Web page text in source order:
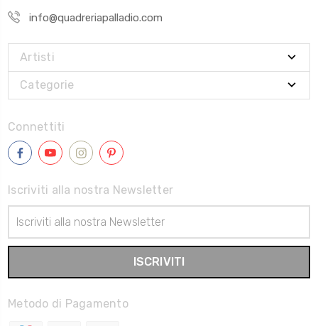
info@quadreriapalladio.com
Artisti
Categorie
Connettiti
Iscriviti alla nostra Newsletter
Email
Metodo di Pagamento